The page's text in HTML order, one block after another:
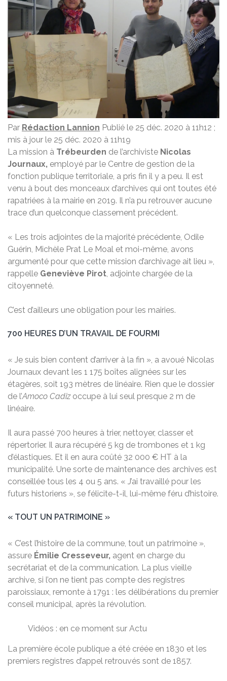
Par Rédaction Lannion Publié le 25 déc. 2020 à 11h12 ;
mis à jour le 25 déc. 2020 à 11h19
La mission à Trébeurden de l’archiviste Nicolas
Journaux, employé par le Centre de gestion de la
fonction publique territoriale, a pris fin il y a peu. Il est
venu à bout des monceaux d’archives qui ont toutes été
rapatriées à la mairie en 2019. Il n’a pu retrouver aucune
trace d’un quelconque classement précédent.
« Les trois adjointes de la majorité précédente, Odile
Guérin, Michèle Prat Le Moal et moi-même, avons
argumenté pour que cette mission d’archivage ait lieu »,
rappelle Geneviève Pirot, adjointe chargée de la
citoyenneté.
C’est d’ailleurs une obligation pour les mairies.
700 HEURES D’UN TRAVAIL DE FOURMI
« Je suis bien content d’arriver à la fin », a avoué Nicolas
Journaux devant les 1 175 boîtes alignées sur les
étagères, soit 193 mètres de linéaire. Rien que le dossier
de l’Amoco Cadizoccupe à lui seul presque 2 m de
linéaire.
Il aura passé 700 heures à trier, nettoyer, classer et
répertorier. Il aura récupéré 5 kg de trombones et 1 kg
d’élastiques. Et il en aura coûté 32 000 € HT à la
municipalité. Une sorte de maintenance des archives est
conseillée tous les 4 ou 5 ans. « J’ai travaillé pour les
futurs historiens », se félicite-t-il, lui-même féru d’histoire.
« TOUT UN PATRIMOINE »
« C’est l’histoire de la commune, tout un patrimoine »,
assure Émilie Cresseveur, agent en charge du
secrétariat et de la communication. La plus vieille
archive, si l’on ne tient pas compte des registres
paroissiaux, remonte à 1791 : les délibérations du premier
conseil municipal, après la révolution.
Vidéos : en ce moment sur Actu
La première école publique a été créée en 1830 et les
premiers registres d’appel retrouvés sont de 1857.